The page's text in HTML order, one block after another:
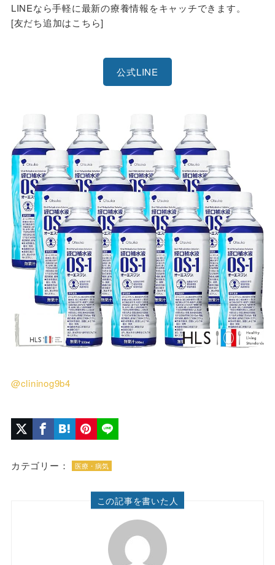
LINEなら手軽に最新の療養情報をキャッチできます。
[友だち追加はこちら]
公式LINE
@clininog9b4
カテゴリー： 医療・病気
この記事を書いた人